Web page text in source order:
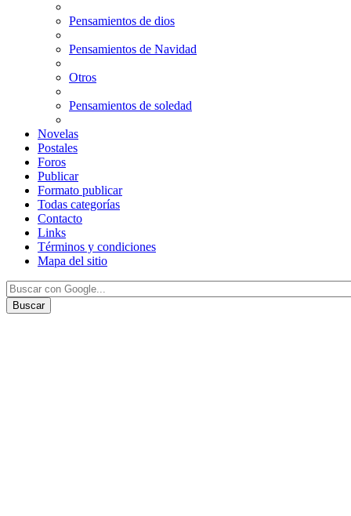
Pensamientos de dios
Pensamientos de Navidad
Otros
Pensamientos de soledad
Novelas
Postales
Foros
Publicar
Formato publicar
Todas categorías
Contacto
Links
Términos y condiciones
Mapa del sitio
Buscar